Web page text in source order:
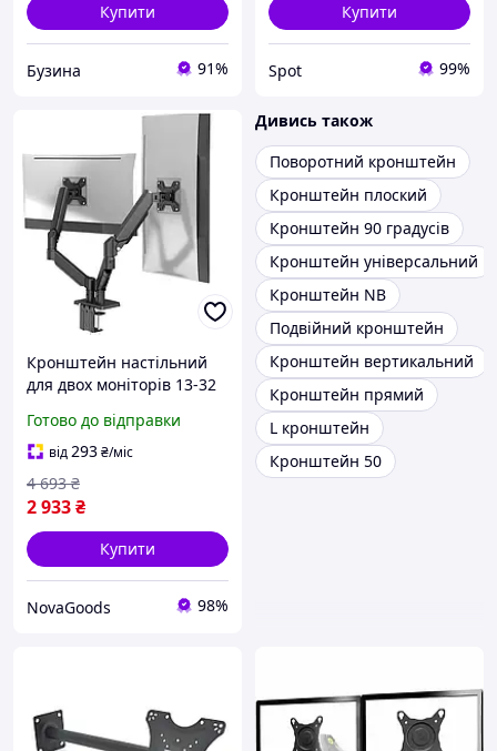
Купити
Бузина 91%
Купити
Spot 99%
Кронштейн настільний
для двох моніторів 13-32
навантаження до 9 кг
чорний GN-8635
Готово до відправки
від293₴/міс
2 933₴
4 693 ₴
Купити
NovaGoods 98%
Дивись також
Поворотний кронштейн
Кронштейн плоский
Кронштейн 90 градусів
Кронштейн універсальний
Кронштейн NB
Подвійний кронштейн
Кронштейн вертикальний
Кронштейн прямий
L кронштейн
Кронштейн 50